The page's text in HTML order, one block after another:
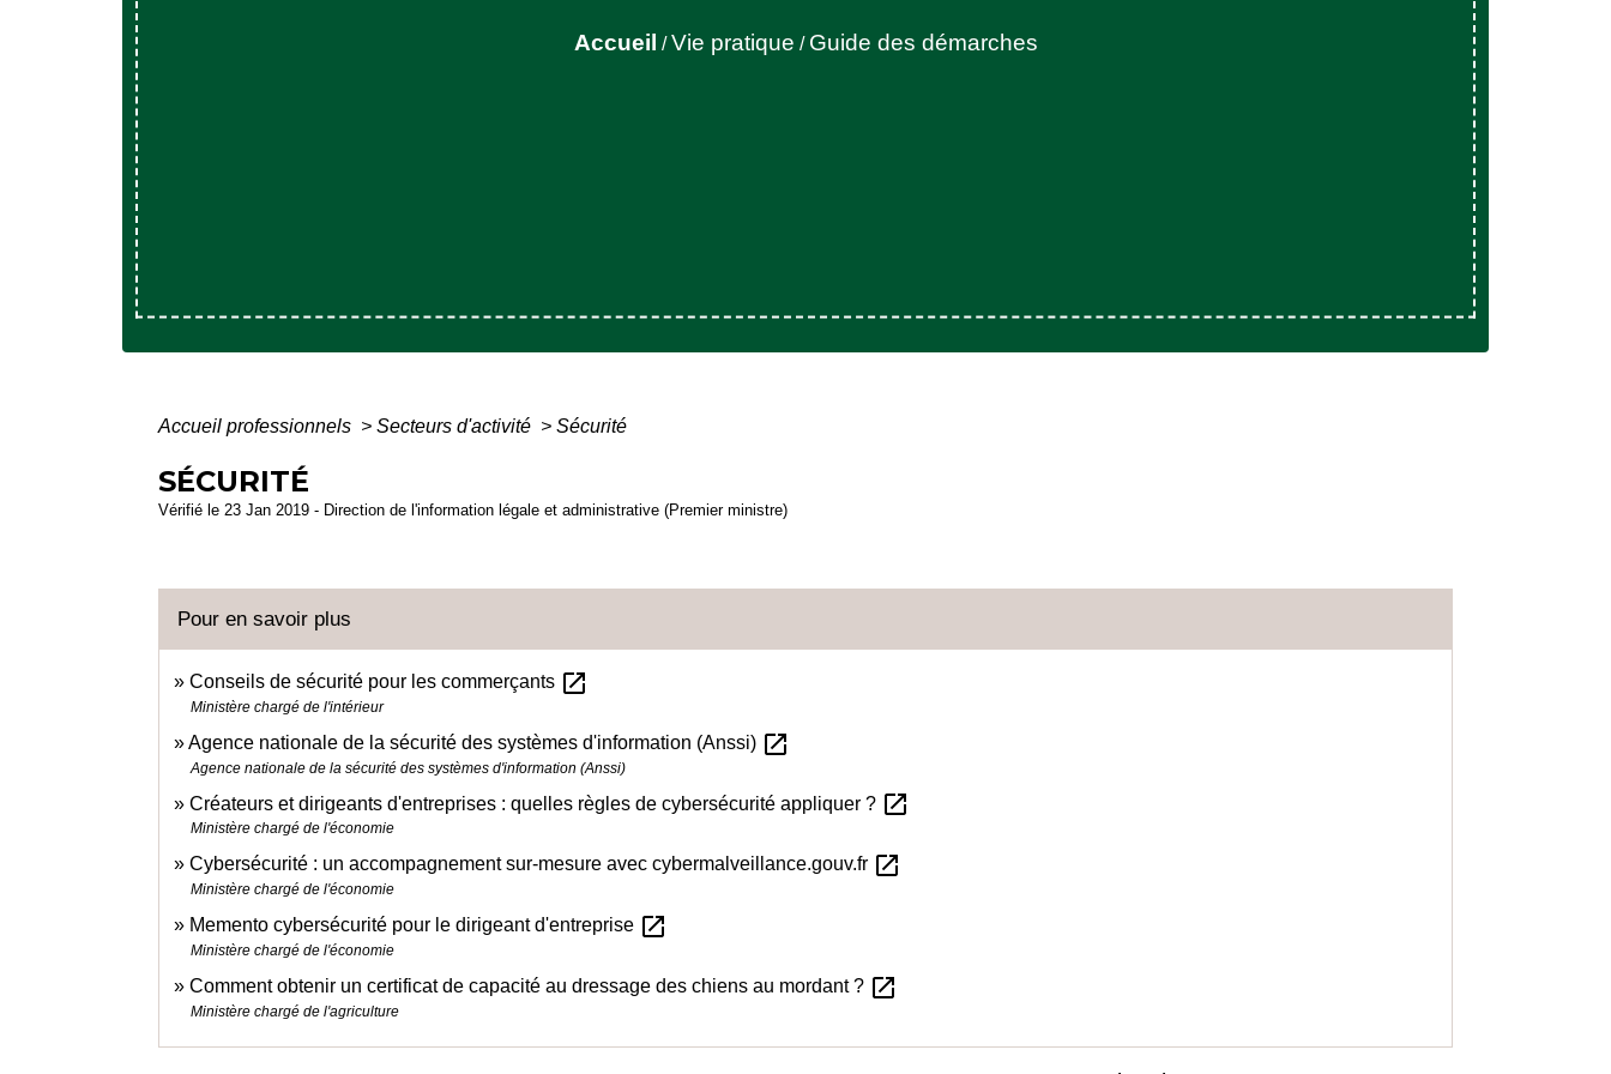
Accueil /Vie pratique / Guide des démarches
Accueil professionnels > Secteurs d'activité > Sécurité
SÉCURITÉ
Vérifié le 23 Jan 2019 - Direction de l'information légale et administrative (Premier ministre)
Pour en savoir plus
Conseils de sécurité pour les commerçants open_in_new
Ministère chargé de l'intérieur
Agence nationale de la sécurité des systèmes d'information (Anssi) open_in_new
Agence nationale de la sécurité des systèmes d'information (Anssi)
Créateurs et dirigeants d'entreprises : quelles règles de cybersécurité appliquer ? open_in_new
Ministère chargé de l'économie
Cybersécurité : un accompagnement sur-mesure avec cybermalveillance.gouv.fr open_in_new
Ministère chargé de l'économie
Memento cybersécurité pour le dirigeant d'entreprise open_in_new
Ministère chargé de l'économie
Comment obtenir un certificat de capacité au dressage des chiens au mordant ? open_in_new
Ministère chargé de l'agriculture